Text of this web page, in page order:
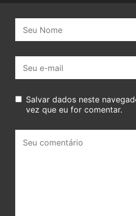
mail:
Salvar dados neste
vez que eu for comentar.
comentário: